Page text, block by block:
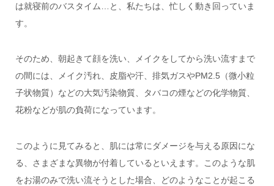
は就寝前のバスタイム…と、私たちは、忙しく動き回っていま
す。
そのため、朝起きて顔を洗い、メイクをしてから洗い流すまで
の間には、メイク汚れ、皮脂や汗、排気ガスやPM2.5（微小粒
子状物質）などの大気汚染物質、タバコの煙などの化学物質、
花粉などが肌の負荷になっています。
このように見てみると、肌には常にダメージを与える原因にな
る、さまざまな異物が付着しているといえます。このような肌
をお湯のみで洗い流そうとした場合、どのようなことが起こる